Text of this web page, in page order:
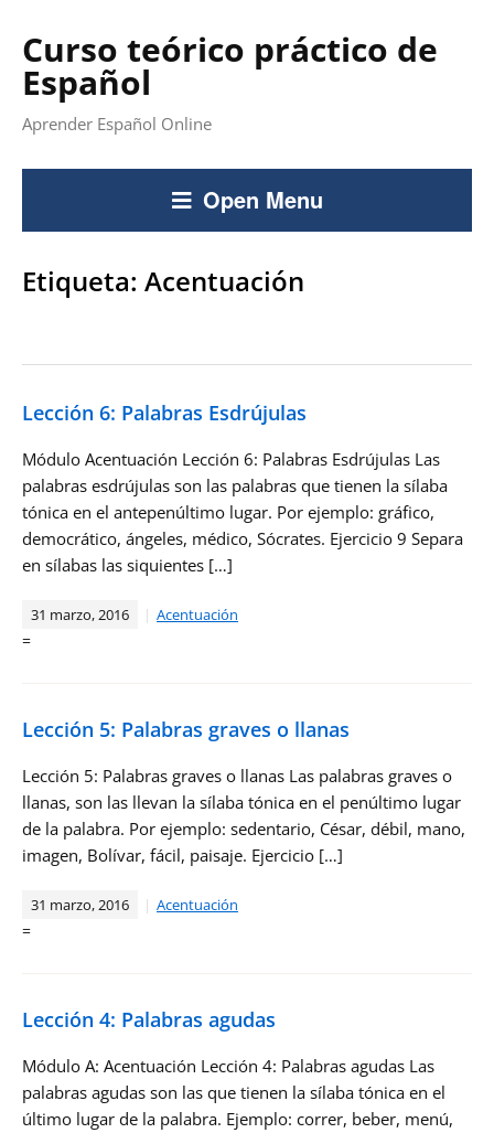
Curso teórico práctico de
Español
Aprender Español Online
Open Menu
Etiqueta: Acentuación
Lección 6: Palabras Esdrújulas
Módulo Acentuación Lección 6: Palabras Esdrújulas Las
palabras esdrújulas son las palabras que tienen la sílaba
tónica en el antepenúltimo lugar. Por ejemplo: gráfico,
democrático, ángeles, médico, Sócrates. Ejercicio 9 Separa
en sílabas las siquientes […]
31 marzo, 2016 Acentuación
=
Lección 5: Palabras graves o llanas
Lección 5: Palabras graves o llanas Las palabras graves o
llanas, son las llevan la sílaba tónica en el penúltimo lugar
de la palabra. Por ejemplo: sedentario, César, débil, mano,
imagen, Bolívar, fácil, paisaje. Ejercicio […]
31 marzo, 2016 Acentuación
=
Lección 4: Palabras agudas
Módulo A: Acentuación Lección 4: Palabras agudas Las
palabras agudas son las que tienen la sílaba tónica en el
último lugar de la palabra. Ejemplo: correr, beber, menú,